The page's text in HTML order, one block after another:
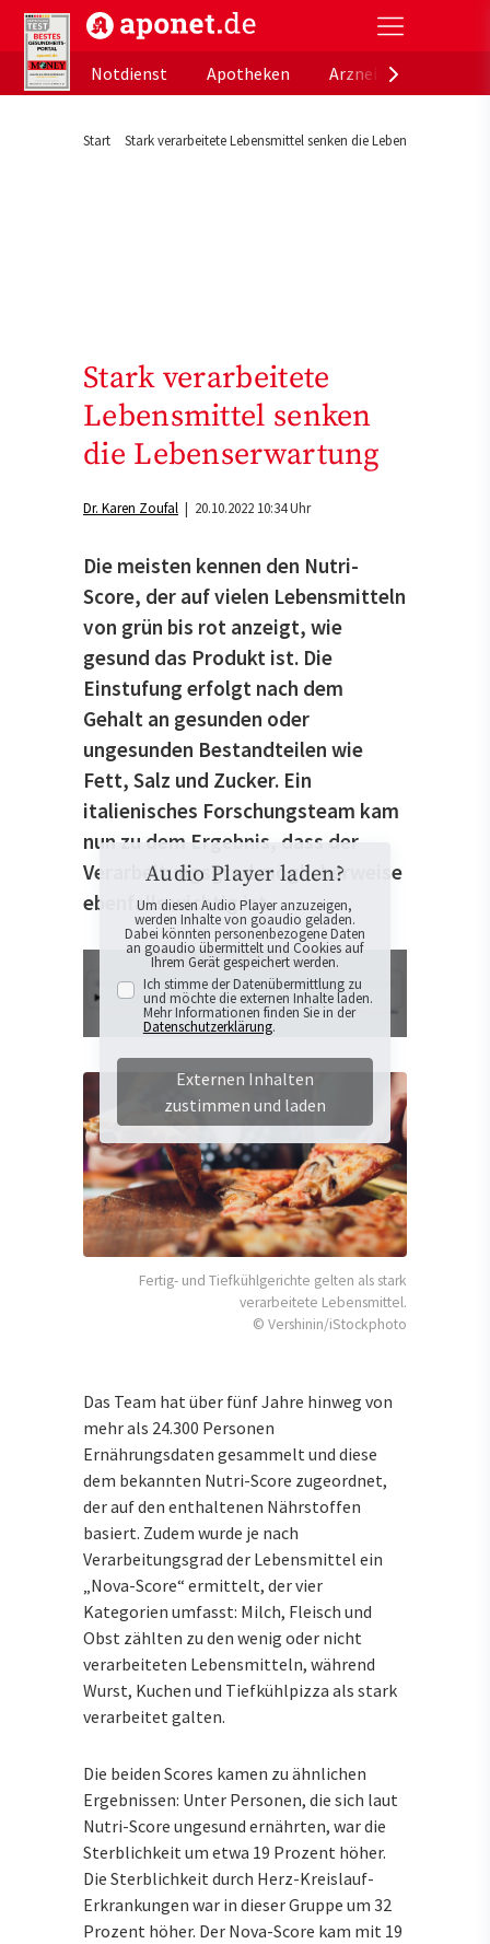
aponet.de - Das offizielle Gesundheitsportal der
Notdienst
Apotheken
Start Stark verarbeitete Lebensmittel senken die Lebenserwartung
Stark verarbeitete
Lebensmittel senken
die Lebenserwartung
Dr. Karen Zoufal | 20.10.2022 10:34 Uhr
Die meisten kennen den Nutri-
Score, der auf vielen Lebensmitteln
von grün bis rot anzeigt, wie
gesund das Produkt ist. Die
Einstufung erfolgt nach dem
Gehalt an gesunden oder
ungesunden Bestandteilen wie
Fett, Salz und Zucker. Ein
italienisches Forschungsteam kam
nun zu dem Ergebnis, dass der
Verarbeitungsgrad möglicherweise
ebenfalls wichtig ist.
Audio Player laden?
Um diesen Audio Player anzuzeigen,
werden Inhalte von goaudio geladen.
Dabei könnten personenbezogene Daten
an goaudio übermittelt und Cookies auf
Ihrem Gerät gespeichert werden.
Ich stimme der Datenübermittlung zu
und möchte die externen Inhalte laden.
Mehr Informationen finden Sie in der
Datenschutzerklärung.
Externen Inhalten
zustimmen und laden
Fertig- und Tiefkühlgerichte gelten als stark
verarbeitete Lebensmittel.
© Vershinin/iStockphoto
Das Team hat über fünf Jahre hinweg von
mehr als 24.300 Personen
Ernährungsdaten gesammelt und diese
dem bekannten Nutri-Score zugeordnet,
der auf den enthaltenen Nährstoffen
basiert. Zudem wurde je nach
Verarbeitungsgrad der Lebensmittel ein
„Nova-Score“ ermittelt, der vier
Kategorien umfasst: Milch, Fleisch und
Obst zählten zu den wenig oder nicht
verarbeiteten Lebensmitteln, während
Wurst, Kuchen und Tiefkühlpizza als stark
verarbeitet galten.
Die beiden Scores kamen zu ähnlichen
Ergebnissen: Unter Personen, die sich laut
Nutri-Score ungesund ernährten, war die
Sterblichkeit um etwa 19 Prozent höher.
Die Sterblichkeit durch Herz-Kreislauf-
Erkrankungen war in dieser Gruppe um 32
Prozent höher. Der Nova-Score kam mit 19